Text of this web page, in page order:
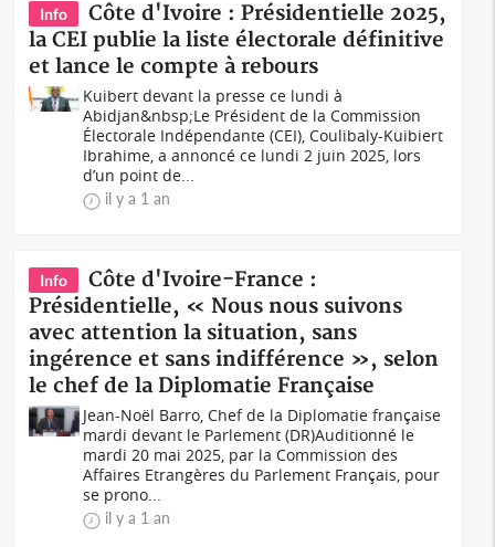
Info
Côte d'Ivoire : Présidentielle 2025,
la CEI publie la liste électorale définitive
et lance le compte à rebours
Kuibert devant la presse ce lundi à
Abidjan&nbsp;Le Président de la Commission
Électorale Indépendante (CEI), Coulibaly-Kuibiert
Ibrahime, a annoncé ce lundi 2 juin 2025, lors
d’un point de...
il y a 1 an
Info
Côte d'Ivoire-France :
Présidentielle, « Nous nous suivons
avec attention la situation, sans
ingérence et sans indifférence », selon
le chef de la Diplomatie Française
Jean-Noël Barro, Chef de la Diplomatie française
mardi devant le Parlement (DR)Auditionné le
mardi 20 mai 2025, par la Commission des
Affaires Etrangères du Parlement Français, pour
se prono...
il y a 1 an